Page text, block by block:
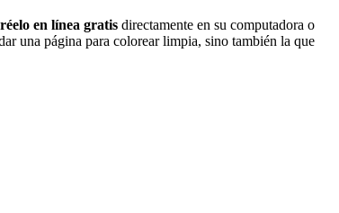
en línea gratis directamente en su computadora o
una página para colorear limpia, sino también la que